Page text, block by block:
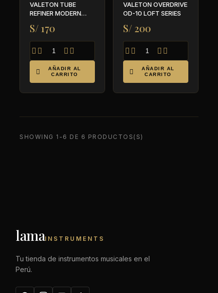
VALETON TUBE
REFINER MODERN
S/ 170
   

AÑADIR AL
CARRITO
VALETON OVERDRIVE
OD-10 LOFT SERIES
S/ 200
   

AÑADIR AL
CARRITO
SHOWING 1-6 DE 6 PRODUCTOS(S)
lamaINSTRUMENTS
Tu tienda de instrumentos musicales en el
Perú.